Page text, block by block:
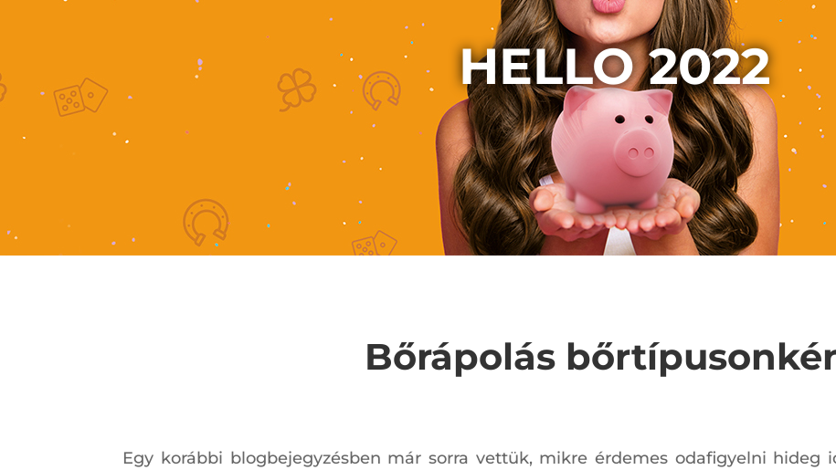
HELLO 2022
Bőrápolás
Egy korábbi blogbejegyzésben már sorra vettük, mikre érdemes odafigyelni hideg